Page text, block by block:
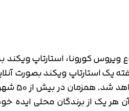
کورونا، استارتاپ ویکند
شکل آنلاین آن بیشتر رواج دارد. هم اکنون در بازه زمانی 5 تا 21 فوریه 2021 هر آخر
دو شهر کن فرانسه و
هر یک از برندگان محلی ایده